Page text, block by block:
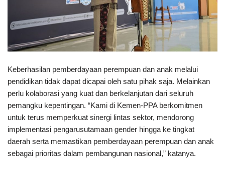
Keberhasilan pemberdayaan perempuan dan anak melalui
pendidikan tidak dapat dicapai oleh satu pihak saja. Melainkan
perlu kolaborasi yang kuat dan berkelanjutan dari seluruh
pemangku kepentingan. “Kami di Kemen-PPA berkomitmen
untuk terus memperkuat sinergi lintas sektor, mendorong
implementasi pengarusutamaan gender hingga ke tingkat
daerah serta memastikan pemberdayaan perempuan dan anak
sebagai prioritas dalam pembangunan nasional,” katanya.